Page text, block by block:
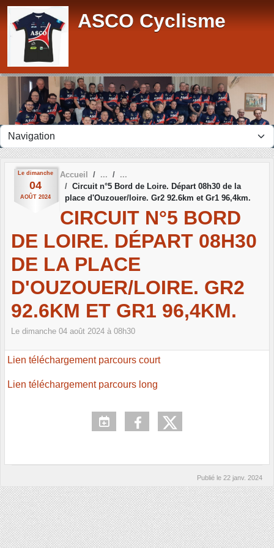
ASCO Cyclisme
Le dimanche
04
AOÛT 2024
Accueil
Circuit n°5 Bord de Loire. Départ 08h30 de la
place d'Ouzouer/loire. Gr2 92.6km et Gr1 96,4km.
CIRCUIT N°5 BORD
DE LOIRE. DÉPART 08H30
DE LA PLACE
D'OUZOUER/LOIRE. GR2
92.6KM ET GR1 96,4KM.
Le dimanche 04 août 2024 à 08h30
Lien téléchargement parcours court
Lien téléchargement parcours long
Publié le 22 janv. 2024
Panneau de gestion des cookies